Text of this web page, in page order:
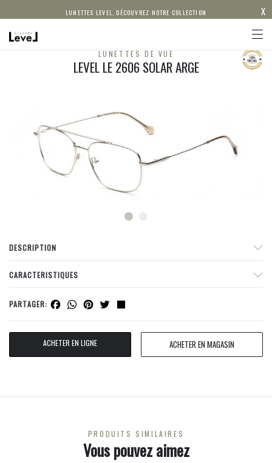
LUNETTES LEVEL, DÉCOUVREZ NOTRE COLLECTION X
LUNETTES DE VUE
LEVEL LE 2606 SOLAR ARGE
DESCRIPTION
CARACTERISTIQUES
PARTAGER: Facebook
WhatsApp
Pinterest
Twitter
ACHETER EN LIGNE ACHETER EN MAGASIN
PRODUITS SIMILAIRES
Vous pouvez aimez